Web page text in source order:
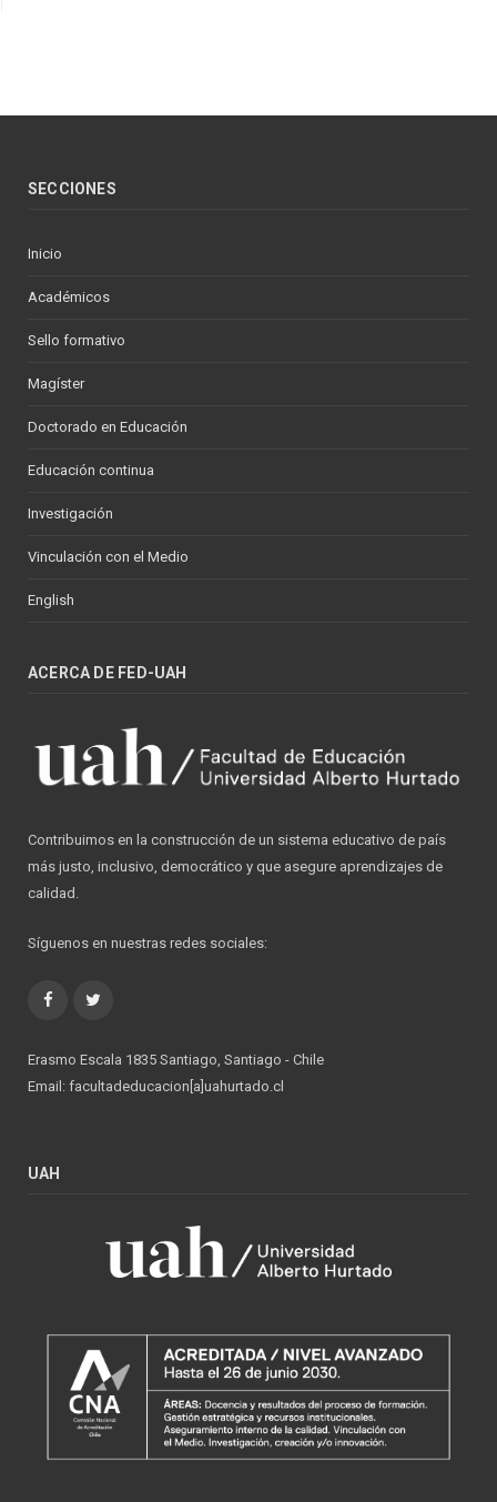
SECCIONES
Inicio
Académicos
Sello formativo
Magíster
Doctorado en Educación
Educación continua
Investigación
Vinculación con el Medio
English
ACERCA DE FED-UAH
Contribuimos en la construcción de un sistema educativo de país
más justo, inclusivo, democrático y que asegure aprendizajes de
calidad.
Síguenos en nuestras redes sociales:
Facebook
Erasmo Escala 1835 Santiago, Santiago - Chile
Email: facultadeducacion[a]uahurtado.cl
UAH